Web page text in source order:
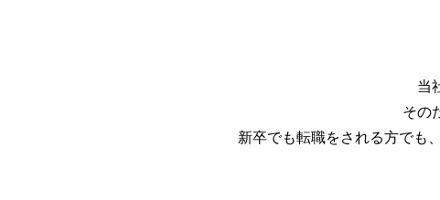
当
その
新卒でも転職をされる方でも